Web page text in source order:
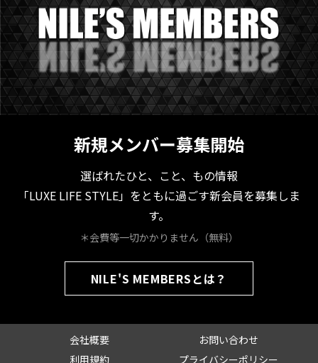
新規メンバー募集開始
選ばれたひと、こと、もの情報
「LUXE LIFE STYLE」をともに過ごす新会員を募集しま
す。
＊会費等一切かかりません（無料）
NILE'S MEMBERSとは？
会社概要
お問い合わせ
利用規約
プライバシーポリシー